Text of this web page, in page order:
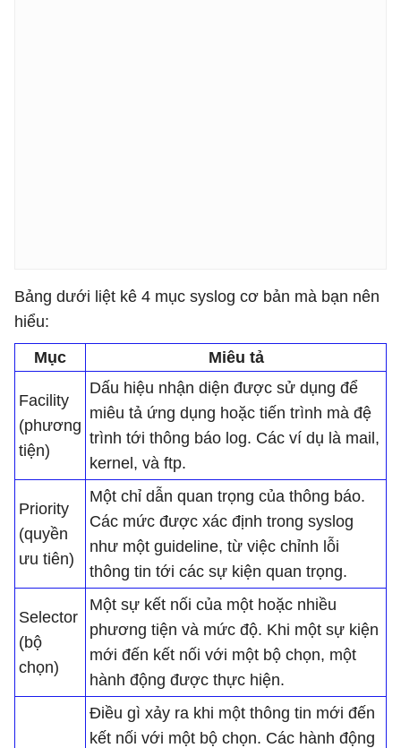
Bảng dưới liệt kê 4 mục syslog cơ bản mà bạn nên
hiểu:
Mục
Miêu tả
Facility
(phương
tiện)
Dấu hiệu nhận diện được sử dụng để
miêu tả ứng dụng hoặc tiến trình mà đệ
trình tới thông báo log. Các ví dụ là mail,
kernel, và ftp.
Priority
(quyền
ưu tiên)
Một chỉ dẫn quan trọng của thông báo.
Các mức được xác định trong syslog
như một guideline, từ việc chỉnh lỗi
thông tin tới các sự kiện quan trọng.
Selector
(bộ
chọn)
Một sự kết nối của một hoặc nhiều
phương tiện và mức độ. Khi một sự kiện
mới đến kết nối với một bộ chọn, một
hành động được thực hiện.
Điều gì xảy ra khi một thông tin mới đến
kết nối với một bộ chọn. Các hành động